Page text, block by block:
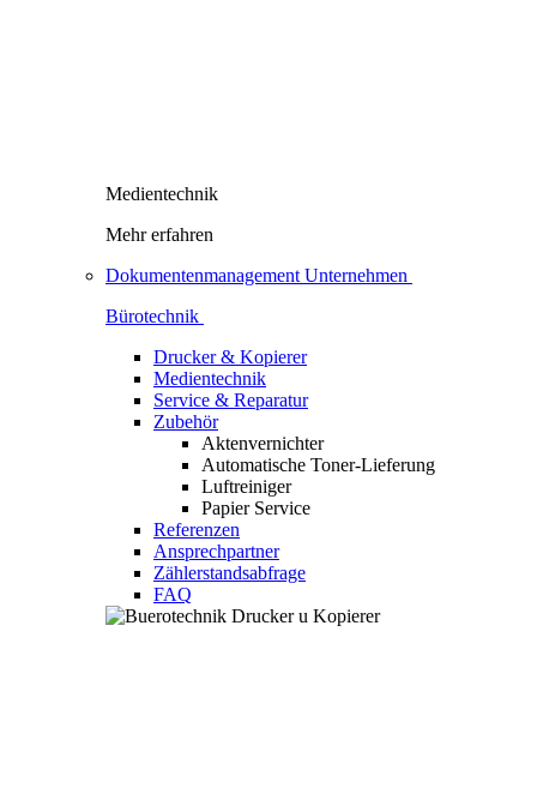
Medientechnik
Mehr erfahren
Dokumentenmanagement Unternehmen
Bürotechnik
Drucker & Kopierer
Medientechnik
Service & Reparatur
Zubehör
Aktenvernichter
Automatische Toner-Lieferung
Luftreiniger
Papier Service
Referenzen
Ansprechpartner
Zählerstandsabfrage
FAQ